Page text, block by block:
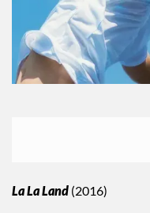
La La Land (2016)